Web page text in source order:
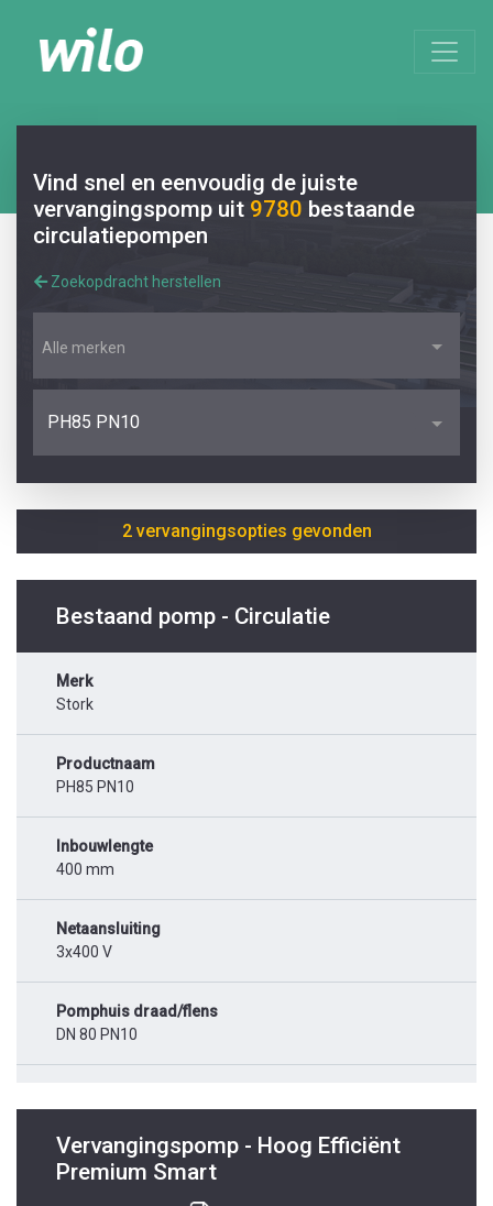
Vind snel en eenvoudig de juiste
vervangingspomp uit 9780 bestaande
circulatiepompen
Zoekopdracht herstellen
Alle merken
PH85 PN10
2 vervangingsopties gevonden
Bestaand pomp - Circulatie
Merk
Stork
Productnaam
PH85 PN10
Inbouwlengte
400 mm
Netaansluiting
3x400 V
Pomphuis draad/flens
DN 80 PN10
Vervangingspomp - Hoog Efficiënt
Premium Smart